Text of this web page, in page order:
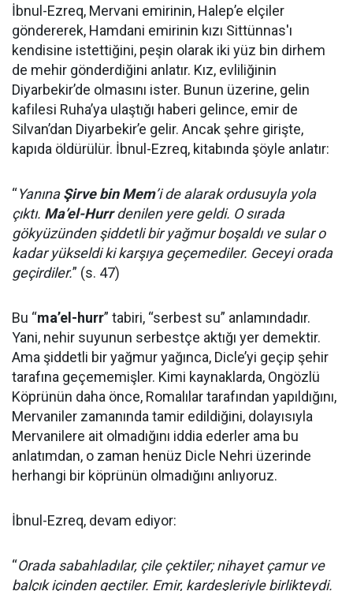
İbnul-Ezreq, Mervani emirinin, Halep’e elçiler
göndererek, Hamdani emirinin kızı Sittünnas'ı
kendisine istettiğini, peşin olarak iki yüz bin dirhem
de mehir gönderdiğini anlatır. Kız, evliliğinin
Diyarbekir’de olmasını ister. Bunun üzerine, gelin
kafilesi Ruha’ya ulaştığı haberi gelince, emir de
Silvan’dan Diyarbekir’e gelir. Ancak şehre girişte,
kapıda öldürülür. İbnul-Ezreq, kitabında şöyle anlatır:
“YanınaŞirve bin Mem’i de alarak ordusuyla yola
çıktı. Ma’el-Hurrdenilen yere geldi. O sırada
gökyüzünden şiddetli bir yağmur boşaldı ve sular o
kadar yükseldi ki karşıya geçemediler. Geceyi orada
geçirdiler.” (s. 47)
Bu “ma’el-hurr” tabiri, “serbest su” anlamındadır.
Yani, nehir suyunun serbestçe aktığı yer demektir.
Ama şiddetli bir yağmur yağınca, Dicle’yi geçip şehir
tarafına geçememişler. Kimi kaynaklarda, Ongözlü
Köprünün daha önce, Romalılar tarafından yapıldığını,
Mervaniler zamanında tamir edildiğini, dolayısıyla
Mervanilere ait olmadığını iddia ederler ama bu
anlatımdan, o zaman henüz Dicle Nehri üzerinde
herhangi bir köprünün olmadığını anlıyoruz.
İbnul-Ezreq, devam ediyor:
“Orada sabahladılar, çile çektiler; nihayet çamur ve
balçık içinden geçtiler. Emir, kardeşleriyle birlikteydi.